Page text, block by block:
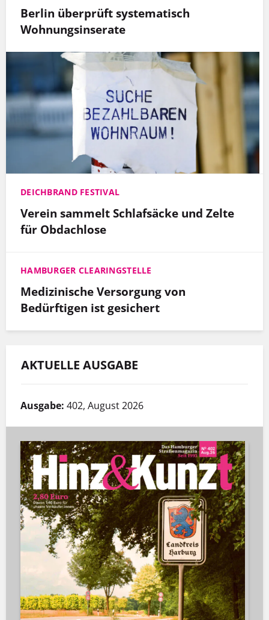
Berlin überprüft systematisch
Wohnungsinserate
DEICHBRAND FESTIVAL
Verein sammelt Schlafsäcke und Zelte
für Obdachlose
HAMBURGER CLEARINGSTELLE
Medizinische Versorgung von
Bedürftigen ist gesichert
AKTUELLE AUSGABE
Ausgabe: 402, August 2026